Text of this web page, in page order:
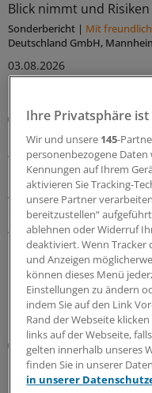
Blick nimmt und
Sonderbericht | Mit
Deutschland GmbH,
03.08.2026
Registerstudie
Bei Kindern und
Etliche Kinder und
Autoimmunerkrankung
eine oder sogar
Umweltfaktoren
Forschungsteam.
16.07.2026
Hepatologie im Wandel
Patienten mit
heilbar?
Ihre Privatsphäre
Wir und unsere 145-
personenbezogene
Kennungen auf Ihrem
aktivieren Sie Tracking-
unsere Partner
bereitzustellen“
ablehnen oder Widerruf
deaktiviert. Wenn
und Anzeigen
können dieses Menü
Einstellungen zu ändern
indem Sie auf den Link
Rand der Webseite
links auf der Webseite,
gelten innerhalb unseres
finden Sie in unserer
in unserer